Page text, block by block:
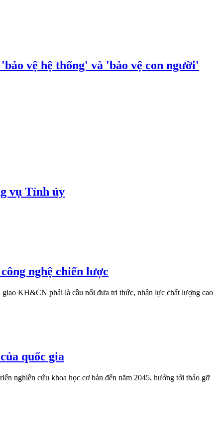
vệ hệ thống' và 'bảo vệ con người'
vụ Tỉnh ủy
nghệ chiến lược
KH&CN phải là cầu nối đưa tri thức, nhân lực chất lượng cao
quốc gia
nghiên cứu khoa học cơ bản đến năm 2045, hướng tới tháo gỡ